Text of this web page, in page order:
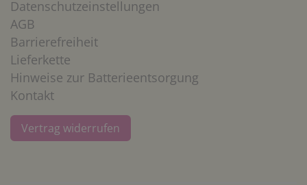
Datenschutzeinstellungen
AGB
Barrierefreiheit
Lieferkette
Hinweise zur Batterieentsorgung
Kontakt
Vertrag widerrufen